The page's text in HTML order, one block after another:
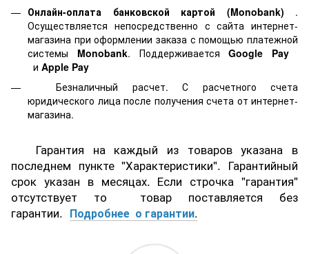
Онлайн-оплата банковской картой
(Monobank) .
Осуществляется непосредственно с сайта интернет-
магазина при оформлении заказа с помощью платежной
системы Monobank. ПоддерживаетсяGoogle Pay
и Apple Pay
Безналичный расчет. С расчетного счета
юридического лица после получения счета от интернет-
магазина.
Гарантия на каждый из товаров указана в
последнем пункте "Характеристики". Гарантийный
срок указан в месяцах. Если строчка "гарантия"
отсутствует то товар поставляется без
гарантии. Подробнее о гарантии.